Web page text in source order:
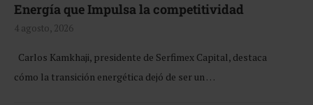
Energía que Impulsa la competitividad
4 agosto, 2026
Carlos Kamkhaji, presidente de Serfimex Capital, destaca
cómo la transición energética dejó de ser un …